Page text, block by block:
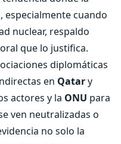
especialmente cuando
nuclear, respaldo
que lo justifica.
diplomáticas
en Qatary
actores y la ONU para
ven neutralizadas o
no solo la